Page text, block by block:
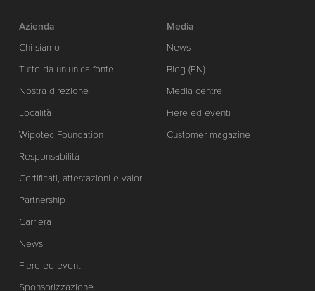
Azienda
Chi siamo
Tutto da un’unica fonte
Nostra direzione
Località
Wipotec Foundation
Responsabilità
Certificati, attestazioni e valori
Partnership
Carriera
News
Fiere ed eventi
Sponsorizzazione
Media
News
Blog (EN)
Media centre
Fiere ed eventi
Customer magazine